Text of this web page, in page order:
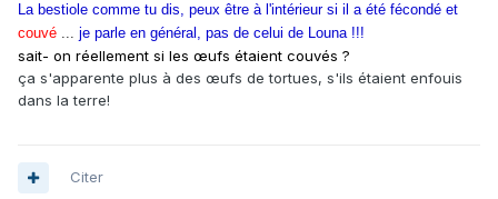
La bestiole comme tu dis, peux être à l'intérieur si il a été fécondé et
couvé ... je parle en général, pas de celui de Louna !!!
​sait- on réellement si les œufs étaient couvés ?
​ça s'apparente plus à des œufs de tortues, s'ils étaient enfouis
dans la terre!
Citer